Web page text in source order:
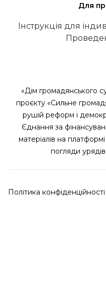
Для
Інструкція для
«Дім громадянського
проєкту «Сильне
рушій реформ і
Єднання за
матеріалів на
погляди
Політика конфіденційності